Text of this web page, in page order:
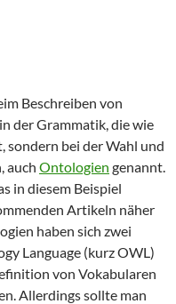
Beschreiben von
der Grammatik, die wie
sondern bei der Wahl und
auch Ontologien genannt.
in diesem Beispiel
Artikeln näher
haben sich zwei
Language (kurz OWL)
von Vokabularen
Allerdings sollte man